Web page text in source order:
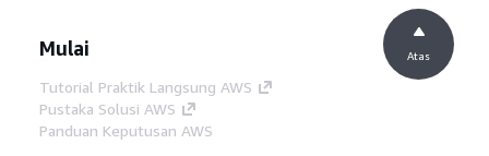
Mulai
Tutorial Praktik Langsung AWS
Pustaka Solusi AWS
Panduan Keputusan AWS
Atas